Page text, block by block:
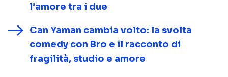
l’amore tra i due
Can Yaman cambia volto: la svolta
comedy con Bro e il racconto di
fragilità, studio e amore